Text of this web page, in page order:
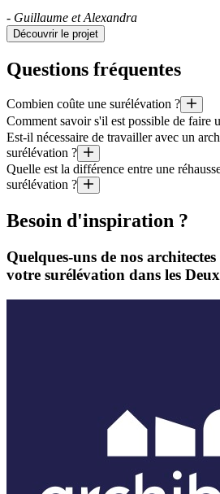
- Guillaume et Alexandra
Découvrir le projet
Questions fréquentes
Combien coûte une surélévation ?
Quel est le prix au mètre carré d’une
Il est aussi utile de préciser que le coût
Comment savoir s'il est possible de faire
Il y a deux grandes contraintes aux
Est-il nécessaire de travailler avec un
surélévation ?
Ce n’est pas toujours obligatoire, mais
Quelle est la différence entre une
surélévation ?
Réhausser la toiture consiste à modifier
Besoin d'inspiration ?
Quelques-uns de nos
votre surélévation dans les